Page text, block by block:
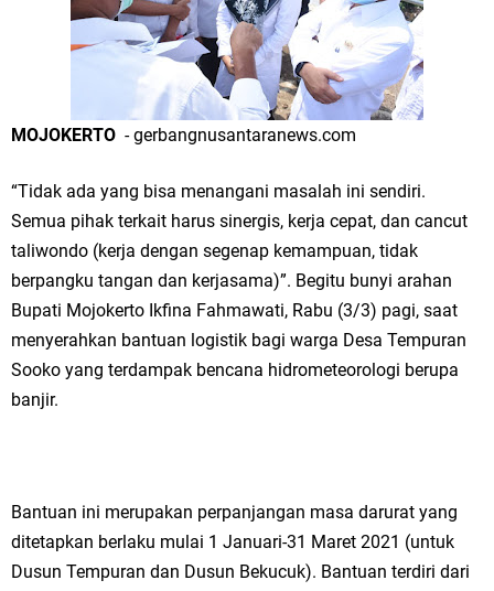
Tumpeng Nasi Krawu Pecahkan Rekor MURI, KWGe Angkat Kuliner
Gresik ke Panggung Dunia
FOZ Jatim, BAZNAS, dan Kemenag Salurkan 22.456 Bingkisan Lebaran
Yatim Serentak di Berbagai Daerah di Jawa Timur
Bupati Gresik Gus Yani Resmikan Kantor Desa Sidoraharjo: Simbol
Komitmen Pelayanan Publik dan Kepedulian Sosial
Optik Merlin Donasikan Rp10,36 Juta, Perkuat Keberlanjutan Program
JKNN
Ketua DPD Golkar Gresik Wongso Negoro Sambut Tahun Baru Islam
MOJOKERTO - gerbangnusantaranews.com
“Tidak ada yang bisa menangani masalah ini sendiri.
Semua pihak terkait harus sinergis, kerja cepat, dan cancut
taliwondo (kerja dengan segenap kemampuan, tidak
berpangku tangan dan kerjasama)”. Begitu bunyi arahan
Bupati Mojokerto Ikfina Fahmawati, Rabu (3/3) pagi, saat
menyerahkan bantuan logistik bagi warga Desa Tempuran
Sooko yang terdampak bencana hidrometeorologi berupa
banjir.
Bantuan ini merupakan perpanjangan masa darurat yang
ditetapkan berlaku mulai 1 Januari-31 Maret 2021 (untuk
Dusun Tempuran dan Dusun Bekucuk). Bantuan terdiri dari